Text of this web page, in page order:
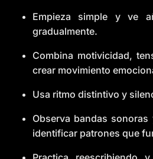
Empieza simple y ve
gradualmente.
Combina motivicidad,
crear movimiento
Usa ritmo distintivo y
Observa bandas
identificar patrones que